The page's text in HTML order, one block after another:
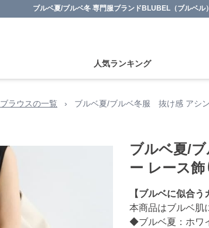
ブルベ夏/ブルベ冬 専門服ブランドBLUBEL（ブルベル）
人気ランキング
ブラウスの一覧 › ブルベ夏/ブルベ冬服 抜け感 アシ
ブルベ夏/
ー レース
【ブルベに似合う
本商品はブルベ肌
◆ブルベ夏：ホワ